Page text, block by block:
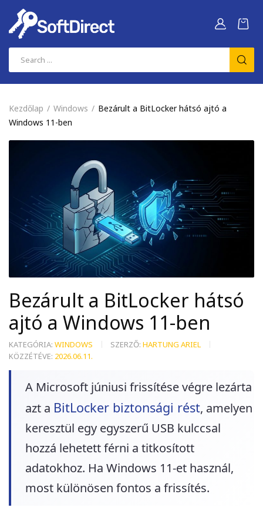
Kezdőlap Windows
Bezárult a BitLocker hátsó ajtó a
Windows 11-ben
Bezárult a BitLocker hátsó
ajtó a Windows 11-ben
KATEGÓRIA: WINDOWS SZERZŐ: HARTUNG ARIEL
KÖZZÉTÉVE: 2026.06.11.
A Microsoft júniusi frissítése végre lezárta
azt a BitLocker biztonsági rést, amelyen
keresztül egy egyszerű USB kulccsal
hozzá lehetett férni a titkosított
adatokhoz. Ha Windows 11-et használ,
most különösen fontos a frissítés.